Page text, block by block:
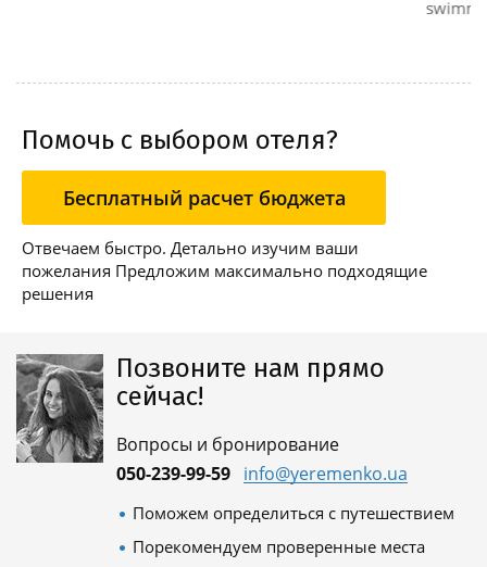
Помочь с выбором отеля?
Бесплатный расчет бюджета
Отвечаем быстро. Детально изучим ваши
пожелания Предложим максимально подходящие
решения
Позвоните нам прямо
сейчас!
Вопросы и бронирование
050-239-99-59 info@yeremenko.ua
Поможем определиться с путешествием
Порекомендуем проверенные места